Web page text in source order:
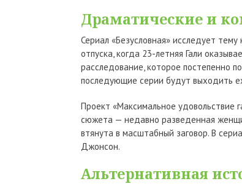
Драматические и
Сериал «Безусловная» исследует
отпуска, когда 23-летняя Гали
расследование, которое постепенно
последующие серии будут выходить
Проект «Максимальное
сюжета — недавно разведенная
втянута в масштабный заговор. В
Джонсон.
Альтернативная